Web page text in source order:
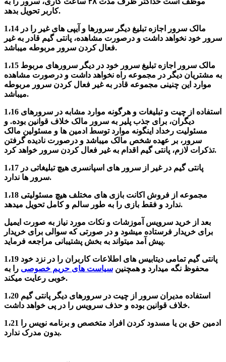
کاربر تحویل بدهد.
1،14 مالک سرور اجازه تبلیغ دیگر سرورها و آیپی های غیر را در
سرور خود نخواهد داشت و درصورت مشاهده، پانتی گیم قادر به غیر
فعال کردن سرور مربوطه میباشد.
1،15 مالک سرور اجازه تبلیغ سرور خود در دیگر سرورهای مربوط
به مشتریان دیگر در مجموعه راه نخواهد داشت و درصورت مشاهده
موارد این چنینی مجموعه قادر به غیر فعال کردن سرور مربوطه
میباشد.
1،16 استفاده از چیت و تبلیغات و هرگونه موارد مشابه در سرورهای
دیگران، برای جذب پلیر به سرور مالک خلاف قوانین بوده. و
مسئولیت رخداد اینگونه موارد توسط ادمین ها و مسئولین مالک
سرور، بر عهده شخص مالک میباشد و درصورت نادیده گرفتن
تذکرات لازم، پانتی گیم اقدام به غیر فعال کردن سرور خواهد کرد.
1،17 پانتی گیم در غیر از سرور های اسپانسری هیچ تبلیغاتی در
سرور ها ندارد.
1،18 مجموعه از فروش اکانت بازی های مختلف هیچ مسئولیتی
ندارد و فقط بازی را به طور سالم و کامل تحویل میدهد.
بعد از خرید سرویس آموزشات و نکات مورد نیاز به صورت ایمیل
برای خریدار فرستاده میشود و در صورتی که سوالی برای خریدار
پیش آمد میتواند به بخش پشتیبانی مراجعه فرماید.
1،19 پانتی گیم تمامی دیتابیس های اطلاعات کاربران را در نزد خود
محفوظ نگه میدارد و همچنین سیاست های حریم خصوصی را به
خوبی رعایت میکند.
1،20 استفاده مدیران سرور از چیت در سرورهای دیگر پانتی گیم
خلاف قوانین بوده و حذف سرویس را در پی خواهد داشت.
1،21 ادمین حق بن یا مسدود کردن افراد متخصص و برنامه نویس را
بدون مدرک ندارد.